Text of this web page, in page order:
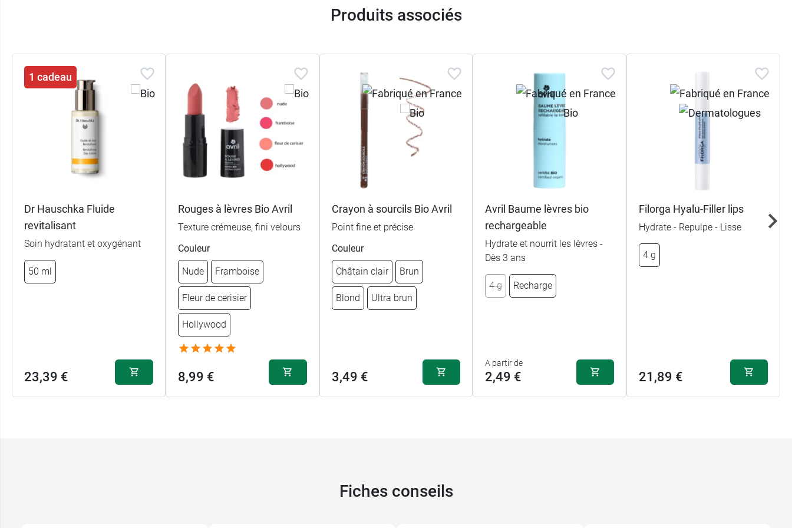
Recharge de Baume à lèvres teinté Avril bio 4,8 g (à utiliser avec le stick vide Avril vendu séparément)
Produits associés
1 cadeau
Dr Hauschka Fluide
revitalisant
Soin hydratant et oxygénant
50 ml
23,39 €
Rouges à lèvres Bio Avril
Texture crémeuse, fini velours
Couleur
Nude Framboise
Fleur de cerisier
Hollywood
8,99 €
Crayon à sourcils Bio Avril
Point fine et précise
Couleur
Châtain clair Brun
Blond Ultra brun
3,49 €
Avril Baume lèvres bio
rechargeable
Hydrate et nourrit les lèvres -
Dès 3 ans
4 g Recharge
A partir de
2,49 €
Filorga Hyalu-Filler lips
Hydrate - Repulpe - Lisse
4 g
21,89 €
Fiches conseils